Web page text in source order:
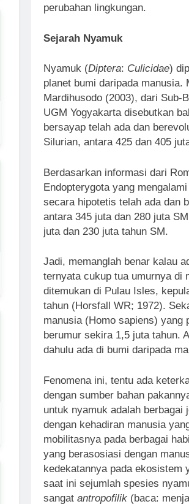
perubahan lingkungan.
Sejarah Nyamuk
Nyamuk (Diptera: Culicidae)
planet bumi daripada manusia.
Mardihusodo (2003), dari Sub-
UGM Yogyakarta disebutkan
bersayap telah ada dan
Silurian, antara 425 dan 405
Berdasarkan informasi dari
Endopterygota yang
secara hipotetis telah ada dan
antara 345 juta dan 280 juta
juta dan 230 juta tahun SM.
Jadi, memanglah benar kalau
ternyata cukup tua umurnya di
ditemukan di Pulau Isles,
tahun (Horsfall WR; 1972).
manusia (Homo sapiens) yang
berumur sekira 1,5 juta tahun.
dahulu ada di bumi daripada
Fenomena ini, tentu ada
dengan sumber bahan
untuk nyamuk adalah berbagai
dengan kehadiran manusia
mobilitasnya pada berbagai
yang berasosiasi dengan
kedekatannya pada ekosistem
saat ini sejumlah spesies
sangat antropofilik (baca: